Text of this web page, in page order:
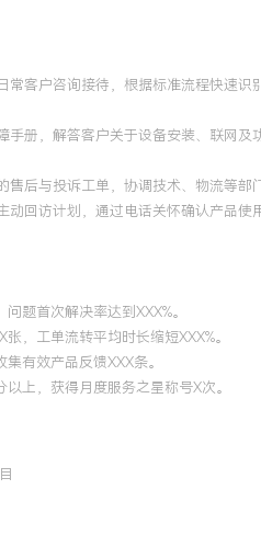
常客户咨询接待，根据标准流程快速
手册，解答客户关于设备安装、联网
售后与投诉工单，协调技术、物流等
动回访计划，通过电话关怀确认产品
题首次解决率达到XXX%。
，工单流转平均时长缩短XXX%。
有效产品反馈XXX条。
上，获得月度服务之星称号X次。